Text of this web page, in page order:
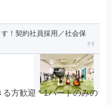
！契約社員採用／社会保
方歓迎 * 1パートのみの